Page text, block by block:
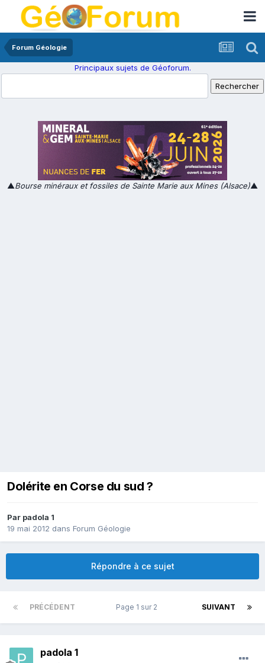
Forum Géologie
Principaux sujets de Géoforum.
▲Bourse minéraux et fossiles de Sainte Marie aux Mines (Alsace)▲
Dolérite en Corse du sud ?
Par padola 1
19 mai 2012 dans Forum Géologie
Répondre à ce sujet
PRÉCÉDENT SUIVANT
Page 1 sur 2
padola 1